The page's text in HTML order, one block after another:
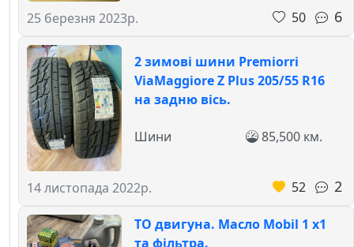
25 березня 2023р.
50
6
2 зимові шини Premiorri
ViaMaggiore Z Plus 205/55 R16
на задню вісь.
14 листопада 2022р.
Шини 85,500 км.
52 2
ТО двигуна. Масло Mobil 1 x1
та фільтра.